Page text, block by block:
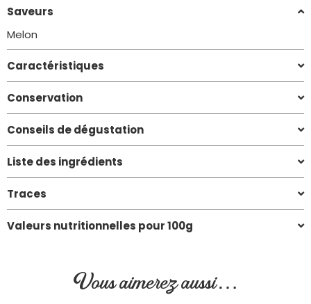
Saveurs
Melon
Caractéristiques
Conservation
Conseils de dégustation
Liste des ingrédients
Traces
Valeurs nutritionnelles pour 100g
Vous aimerez aussi…